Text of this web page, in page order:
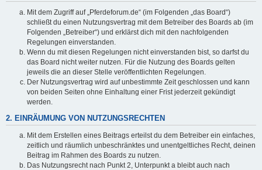
Mit dem Zugriff auf „Pferdeforum.de“ (im Folgenden „das Board“)
schließt du einen Nutzungsvertrag mit dem Betreiber des Boards ab (im
Folgenden „Betreiber“) und erklärst dich mit den nachfolgenden
Regelungen einverstanden.
Wenn du mit diesen Regelungen nicht einverstanden bist, so darfst du
das Board nicht weiter nutzen. Für die Nutzung des Boards gelten
jeweils die an dieser Stelle veröffentlichten Regelungen.
Der Nutzungsvertrag wird auf unbestimmte Zeit geschlossen und kann
von beiden Seiten ohne Einhaltung einer Frist jederzeit gekündigt
werden.
2. EINRÄUMUNG VON NUTZUNGSRECHTEN
Mit dem Erstellen eines Beitrags erteilst du dem Betreiber ein einfaches,
zeitlich und räumlich unbeschränktes und unentgeltliches Recht, deinen
Beitrag im Rahmen des Boards zu nutzen.
Das Nutzungsrecht nach Punkt 2, Unterpunkt a bleibt auch nach